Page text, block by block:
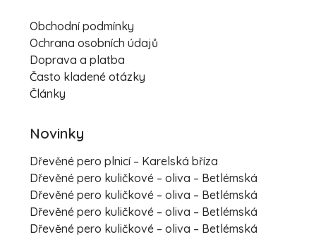
Obchodní podmínky
Ochrana osobních údajů
Doprava a platba
Často kladené otázky
Články
Novinky
Dřevěné pero plnicí – Karelská bříza
Dřevěné pero kuličkové – oliva – Betlémská
Dřevěné pero kuličkové – oliva – Betlémská
Dřevěné pero kuličkové – oliva – Betlémská
Dřevěné pero kuličkové – oliva – Betlémská